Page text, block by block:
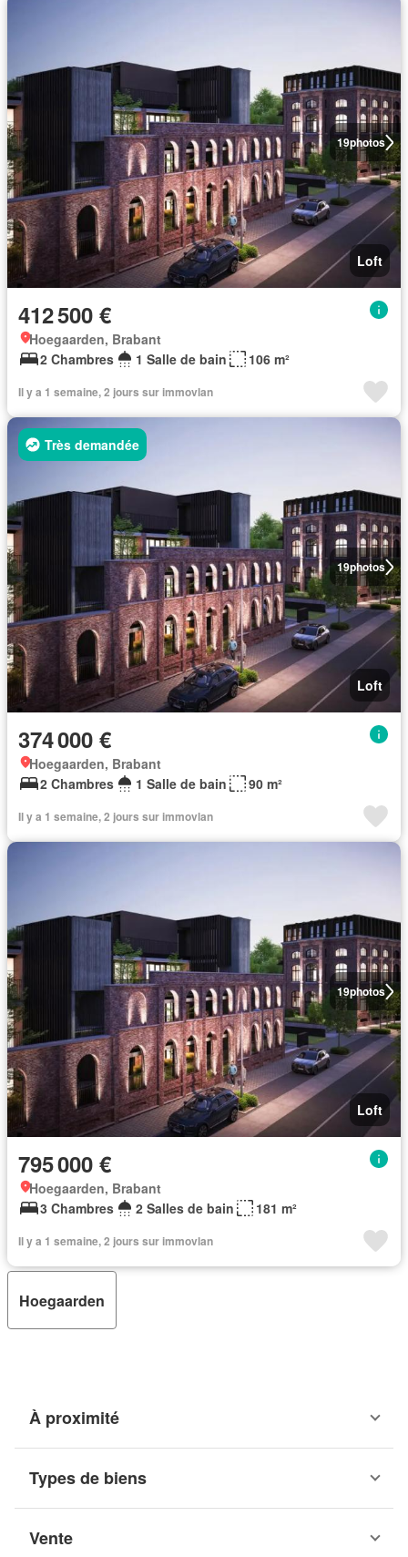
19photos
Loft
412 500 €
Hoegaarden, Brabant
2 Chambres
1 Salle de bain 106 m²
Il y a 1 semaine, 2 jours sur immovlan
19photos
Très demandée
Loft
374 000 €
Hoegaarden, Brabant
2 Chambres
1 Salle de bain 90 m²
Il y a 1 semaine, 2 jours sur immovlan
19photos
Loft
795 000 €
Hoegaarden, Brabant
3 Chambres
2 Salles de bain 181 m²
Il y a 1 semaine, 2 jours sur immovlan
Hoegaarden
À proximité
Types de biens
Vente